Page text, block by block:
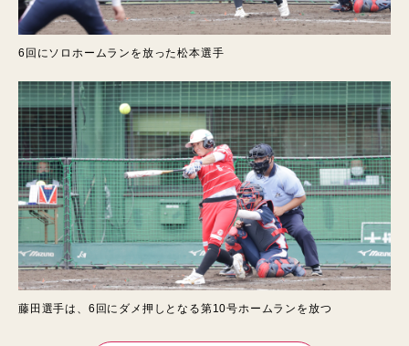
6回にソロホームランを放った松本選手
藤田選手は、6回にダメ押しとなる第10号ホームランを放つ